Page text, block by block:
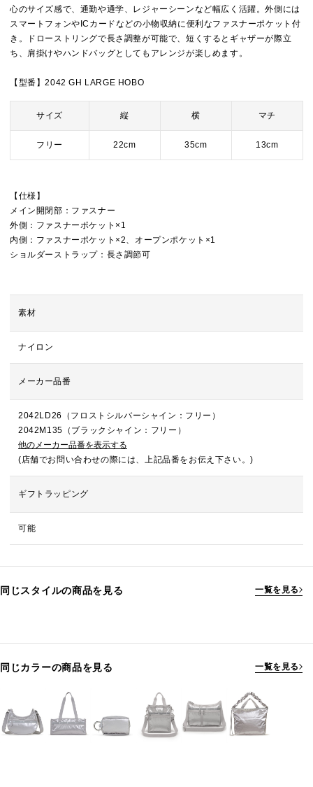
心のサイズ感で、通勤や通学、レジャーシーンなど幅広く活躍。外側には
スマートフォンやICカードなどの小物収納に便利なファスナーポケット付
き。ドローストリングで長さ調整が可能で、短くするとギャザーが際立
ち、肩掛けやハンドバッグとしてもアレンジが楽しめます。
【型番】2042 GH LARGE HOBO
サイズ 縦 横 マチ
フリー 22cm 35cm 13cm
【仕様】
メイン開閉部：ファスナー
外側：ファスナーポケット×1
内側：ファスナーポケット×2、オープンポケット×1
ショルダーストラップ：長さ調節可
素材
ナイロン
メーカー品番
2042LD26（フロストシルバーシャイン：フリー）
2042M135（ブラックシャイン：フリー）
他のメーカー品番を表示する
(店舗でお問い合わせの際には、上記品番をお伝え下さい。)
ギフトラッピング
可能
同じスタイルの商品を見る 一覧を見る
同じカラーの商品を見る 一覧を見る